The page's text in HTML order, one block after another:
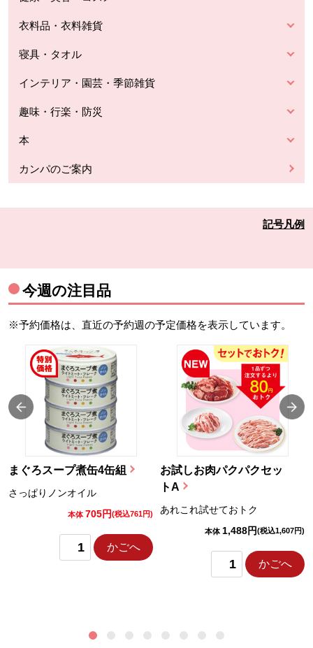
衣料品・衣料雑貨
寝具・タオル
インテリア・園芸・季節雑貨
趣味・行楽・防災
本
カンパのご案内
記号凡例
今週の注目品
※予約価格は、直近の予約週の予定価格を表示しています。
まぐろスープ煮缶4缶組
さっぱりノンオイル
本体 705円(税込761円)
かごへ
お試しお肉パクパクセッ
トA
あれこれ試せておトク
本体 1,488円(税込1,607円)
かごへ